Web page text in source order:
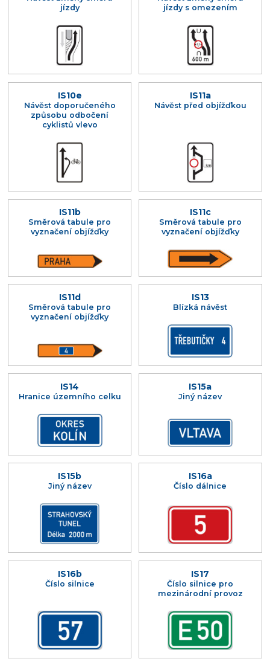
jízdy
jízdy s omezením
IS10e
Návěst doporučeného
způsobu odbočení
cyklistů vlevo
IS11a
Návěst před objížďkou
IS11b
Směrová tabule pro
vyznačení objížďky
IS11c
Směrová tabule pro
vyznačení objížďky
IS11d
Směrová tabule pro
vyznačení objížďky
IS13
Blízká návěst
IS14
Hranice územního celku
IS15a
Jiný název
IS15b
Jiný název
IS16a
Číslo dálnice
IS16b
Číslo silnice
IS17
Číslo silnice pro
mezinárodní provoz